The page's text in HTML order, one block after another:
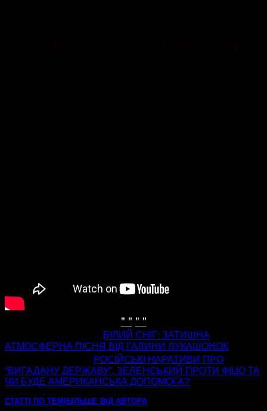
" " " "
БІЛИЙ СНІГ: ЗАТИШНА
АТМОСФЕРНА ПІСНЯ ВІД ГАЛИНИ ЛУКАШОНОК
РОСІЙСЬКІ НАРАТИВИ ПРО
“ВИГАДАНУ ДЕРЖАВУ”, ЗЕЛЕНСЬКИЙ ПРОТИ ФІЦО ТА
ЧИ БУДЕ АМЕРИКАНСЬКА ДОПОМОГА?
СТАТТІ ПО ТЕМІ БІЛЬШЕ ВІД АВТОРА